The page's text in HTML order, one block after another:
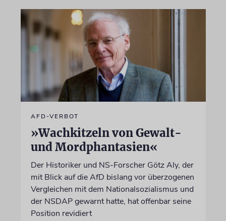
AFD-VERBOT
»Wachkitzeln von Gewalt-
und Mordphantasien«
Der Historiker und NS-Forscher Götz Aly, der
mit Blick auf die AfD bislang vor überzogenen
Vergleichen mit dem Nationalsozialismus und
der NSDAP gewarnt hatte, hat offenbar seine
Position revidiert